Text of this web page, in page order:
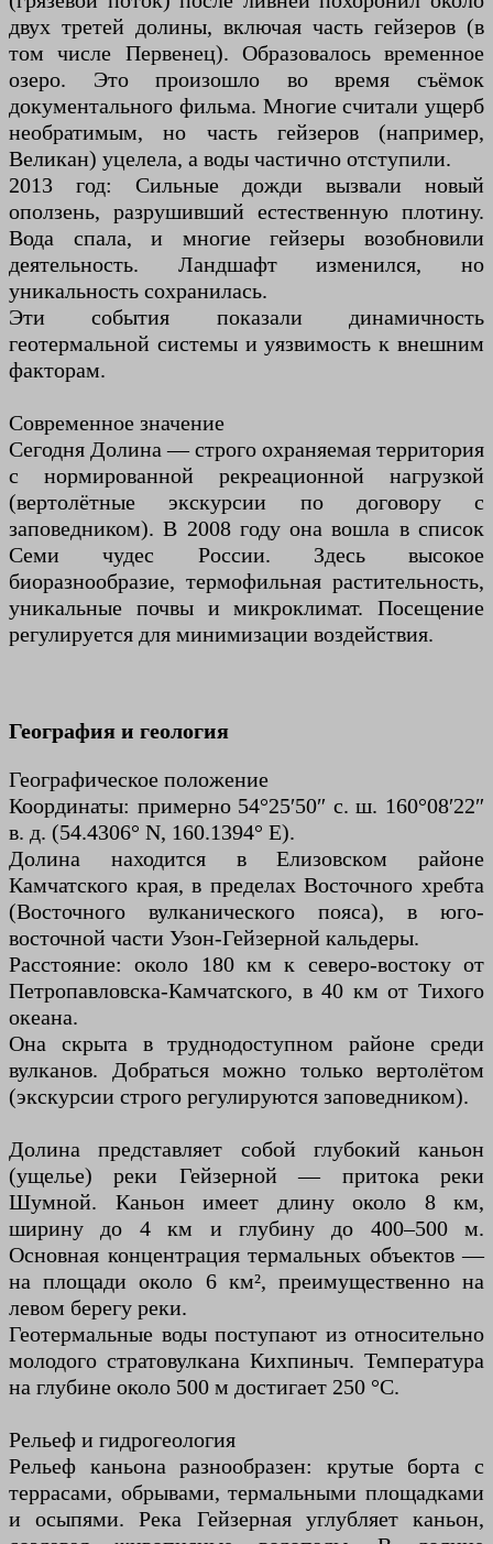
двух третей долины, включая часть гейзеров (в
том числе Первенец). Образовалось временное
озеро. Это произошло во время съёмок
документального фильма. Многие считали ущерб
необратимым, но часть гейзеров (например,
Великан) уцелела, а воды частично отступили.
2013 год: Сильные дожди вызвали новый
оползень, разрушивший естественную плотину.
Вода спала, и многие гейзеры возобновили
деятельность. Ландшафт изменился, но
уникальность сохранилась.
Эти события показали динамичность
геотермальной системы и уязвимость к внешним
факторам.
Современное значение
Сегодня Долина — строго охраняемая территория
с нормированной рекреационной нагрузкой
(вертолётные экскурсии по договору с
заповедником). В 2008 году она вошла в список
Семи чудес России. Здесь высокое
биоразнообразие, термофильная растительность,
уникальные почвы и микроклимат. Посещение
регулируется для минимизации воздействия.
География и геология
Географическое положение
Координаты: примерно 54°25′50″ с. ш. 160°08′22″
в. д. (54.4306° N, 160.1394° E).
Долина находится в Елизовском районе
Камчатского края, в пределах Восточного хребта
(Восточного вулканического пояса), в юго-
восточной части Узон-Гейзерной кальдеры.
Расстояние: около 180 км к северо-востоку от
Петропавловска-Камчатского, в 40 км от Тихого
океана.
Она скрыта в труднодоступном районе среди
вулканов. Добраться можно только вертолётом
(экскурсии строго регулируются заповедником).
Долина представляет собой глубокий каньон
(ущелье) реки Гейзерной — притока реки
Шумной. Каньон имеет длину около 8 км,
ширину до 4 км и глубину до 400–500 м.
Основная концентрация термальных объектов —
на площади около 6 км², преимущественно на
левом берегу реки.
Геотермальные воды поступают из относительно
молодого стратовулкана Кихпиныч. Температура
на глубине около 500 м достигает 250 °C.
Рельеф и гидрогеология
Рельеф каньона разнообразен: крутые борта с
террасами, обрывами, термальными площадками
и осыпями. Река Гейзерная углубляет каньон,